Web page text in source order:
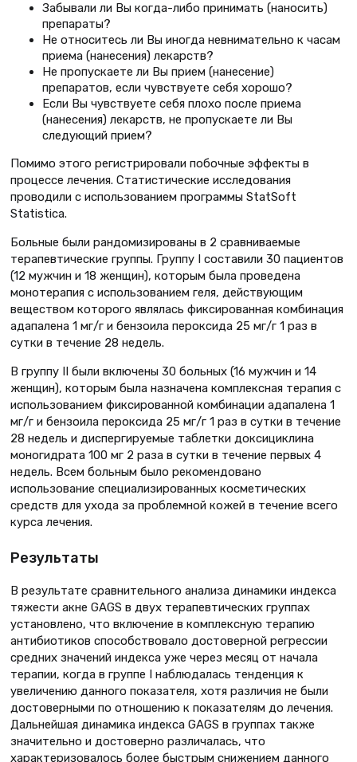
Забывали ли Вы когда-либо принимать (наносить)
препараты?
Не относитесь ли Вы иногда невнимательно к часам
приема (нанесения) лекарств?
Не пропускаете ли Вы прием (нанесение)
препаратов, если чувствуете себя хорошо?
Если Вы чувствуете себя плохо после приема
(нанесения) лекарств, не пропускаете ли Вы
следующий прием?
Помимо этого регистрировали побочные эффекты в
процессе лечения. Статистические исследования
проводили с использованием программы StatSoft
Statistica.
Больные были рандомизированы в 2 сравниваемые
терапевтические группы. Группу I составили 30 пациентов
(12 мужчин и 18 женщин), которым была проведена
монотерапия с использованием геля, действующим
веществом которого являлась фиксированная комбинация
адапалена 1 мг/г и бензоила пероксида 25 мг/г 1 раз в
сутки в течение 28 недель.
В группу II были включены 30 больных (16 мужчин и 14
женщин), которым была назначена комплексная терапия с
использованием фиксированной комбинации адапалена 1
мг/г и бензоила пероксида 25 мг/г 1 раз в сутки в течение
28 недель и диспергируемые таблетки доксициклина
моногидрата 100 мг 2 раза в сутки в течение первых 4
недель. Всем больным было рекомендовано
использование специализированных косметических
средств для ухода за проблемной кожей в течение всего
курса лечения.
Результаты
В результате сравнительного анализа динамики индекса
тяжести акне GAGS в двух терапевтических группах
установлено, что включение в комплексную терапию
антибиотиков способствовало достоверной регрессии
средних значений индекса уже через месяц от начала
терапии, когда в группе I наблюдалась тенденция к
увеличению данного показателя, хотя различия не были
достоверными по отношению к показателям до лечения.
Дальнейшая динамика индекса GAGS в группах также
значительно и достоверно различалась, что
характеризовалось более быстрым снижением данного